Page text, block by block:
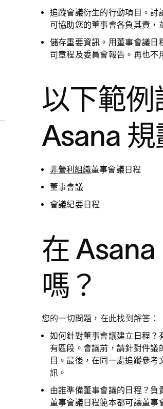
追蹤會議衍生的行動項目。討
可協助您的董事會各負其責，
儲存重要資訊。 用董事會議日
司章程及委員會報告。再也不
以下範例
Asana
非營利組織董事會議日程
董事會議
會議紀要日程
在
嗎？
您的一切問題，在此找到解答：
如何針對董事會議建立日程？
有區段。會議前，請針對件
目。最後，在同一處追蹤參
訊。
由誰準備董事會議的日程？ 負
董事會議日程範本都可讓董